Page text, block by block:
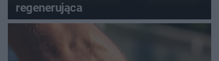
regenerująca